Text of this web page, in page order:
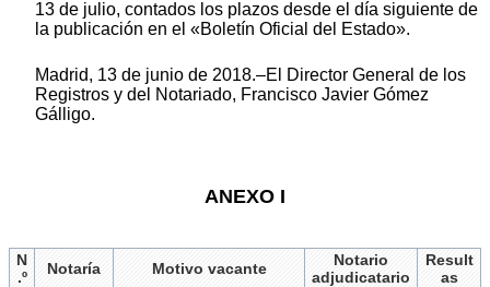
13 de julio, contados los plazos desde el día siguiente de
la publicación en el «Boletín Oficial del Estado».
Madrid, 13 de junio de 2018.–El Director General de los
Registros y del Notariado, Francisco Javier Gómez
Gálligo.
ANEXO I
N
.º
Notaría Motivo vacante
Notario
adjudicatario
Result
as